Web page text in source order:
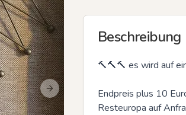
Next slide
Beschreibung
🔨🔨🔨 es wird auf
Endpreis plus 10
Resteuropa auf